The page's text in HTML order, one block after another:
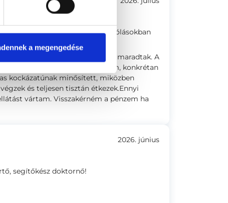
a megengedése
volt a doktornő mint a hozzászólásokban
kérdezni, fontos részletek kimaradtak. A
magam, nem figyelt rám, konkrétan
kockázatúnak minősített, miközben
és teljesen tisztán étkezek.Ennyi
vártam. Visszakérném a pénzem ha
2026. június
segítőkész doktornő!